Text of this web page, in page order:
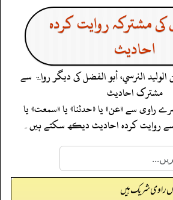
کی مشترکہ روایت کردہ
احادیث
النرسي، أبو الفضلکی دیگر رواۃ سے
مشترک احادیث
راوی سے «عن» یا «حدثنا» یا «سمعت» یا
سے روایت کردہ احادیث دیکھ سکتے ہیں۔
راوی شریک ہیں